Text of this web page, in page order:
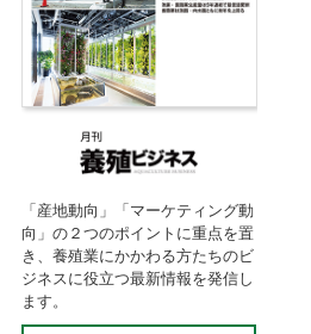
「産地動向」「マーケティング動
向」の２つのポイントに重点を置
き、養殖業にかかわる方たちのビ
ジネスに役立つ最新情報を発信し
ます。